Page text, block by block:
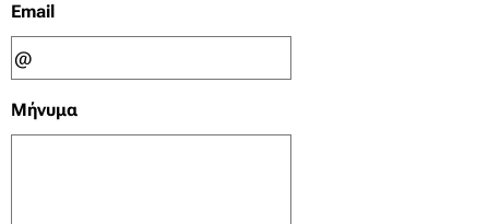
Email
Μήνυμα